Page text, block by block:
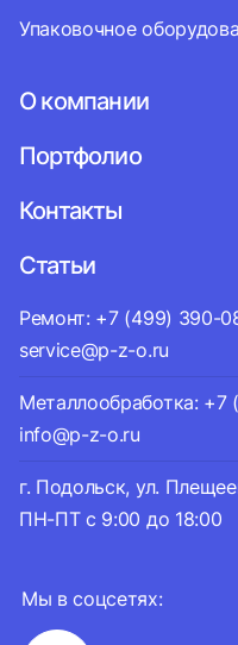
Мы в соцсетях:
Упаковочное
О компании
Портфолио
Контакты
Статьи
Ремонт: +7 (499) 390-
service@p-z-o.ru
Металлообработка:
info@p-z-o.ru
г. Подольск, ул.
ПН-ПТ с 9:00 до 18:00